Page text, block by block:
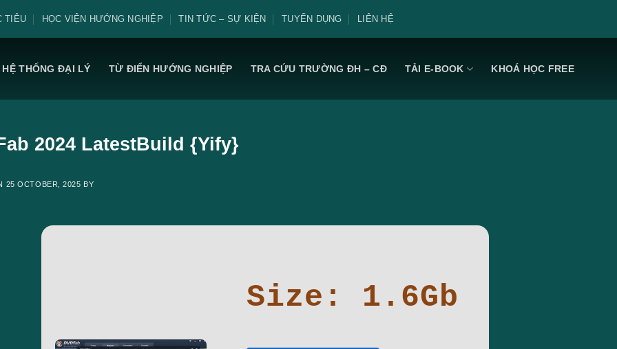
TIÊU HỌC VIỆN HƯỚNG NGHIỆP TIN TỨC – SỰ KIỆN TUYỂN DỤNG LIÊN HỆ
HỆ THỐNG ĐẠI LÝ TỪ ĐIỂN HƯỚNG NGHIỆP TRA CỨU TRƯỜNG ĐH – CĐ TẢI E-BOOK KHOÁ HỌC FREE
2024 LatestBuild {Yify}
25 OCTOBER, 2025 BY
Size: 1.6Gb